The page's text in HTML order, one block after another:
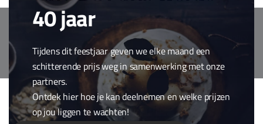
Copyright © 2018 Cafe de Paris. All Rights Reserved.
Cookie policy
webdesign byconversal
40 jaar
Tijdens dit feestjaar geven we elke maand een
schitterende prijs weg in samenwerking met onze
partners.
Ontdek hier hoe je kan deelnemen en welke prijzen
op jou liggen te wachten!